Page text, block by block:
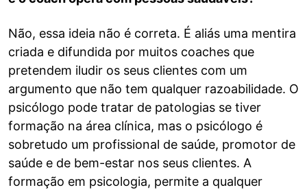
Não, essa ideia não é correta. É aliás uma mentira
criada e difundida por muitos coaches que
pretendem iludir os seus clientes com um
argumento que não tem qualquer razoabilidade. O
psicólogo pode tratar de patologias se tiver
formação na área clínica, mas o psicólogo é
sobretudo um profissional de saúde, promotor de
saúde e de bem-estar nos seus clientes. A
formação em psicologia, permite a qualquer